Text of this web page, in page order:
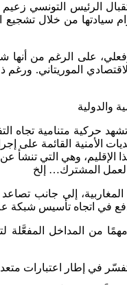
سيادتها من خلال
على الرغم من أنها
الموريتاني.
والدولية
حركية متنامية
الأمنية القائمة على
الإقليم، وهي التي
المشترك… إلخ
إلى جانب
في اتجاه تأسيس شبكة
مهمًا من المداخل
في إطار اعتبارات